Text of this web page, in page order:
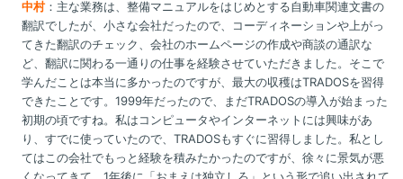
中村：主な業務は、整備マニュアルをはじめとする自動車関連文書の
翻訳でしたが、小さな会社だったので、コーディネーションや上がっ
てきた翻訳のチェック、会社のホームページの作成や商談の通訳な
ど、翻訳に関わる一通りの仕事を経験させていただきました。そこで
学んだことは本当に多かったのですが、最大の収穫はTRADOSを習得
できたことです。1999年だったので、まだTRADOSの導入が始まった
初期の頃ですね。私はコンピュータやインターネットには興味があ
り、すでに使っていたので、TRADOSもすぐに習得しました。私とし
てはこの会社でもっと経験を積みたかったのですが、徐々に景気が悪
くなってきて、1年後に「おまえは独立しろ」という形で追い出されて